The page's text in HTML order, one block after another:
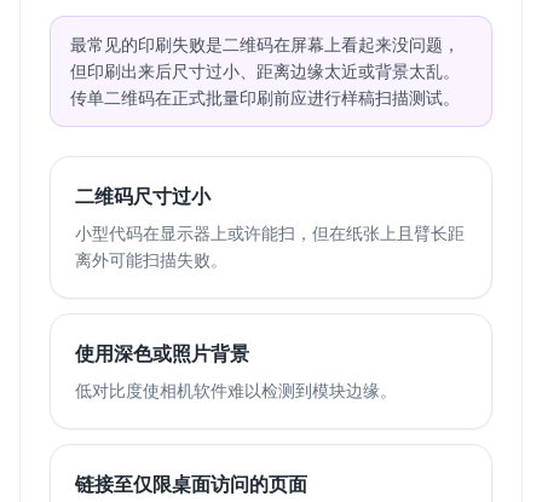
最常见的印刷失败是二维码在屏幕上看起来没问题，
但印刷出来后尺寸过小、距离边缘太近或背景太乱。
传单二维码在正式批量印刷前应进行样稿扫描测试。
二维码尺寸过小
小型代码在显示器上或许能扫，但在纸张上且臂长距
离外可能扫描失败。
使用深色或照片背景
低对比度使相机软件难以检测到模块边缘。
链接至仅限桌面访问的页面